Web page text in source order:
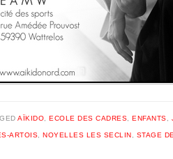
AÏKIDO ,ECOLE DES CADRES ,ENFANTS
ARTOIS ,NOYELLES LES SECLIN STAGE